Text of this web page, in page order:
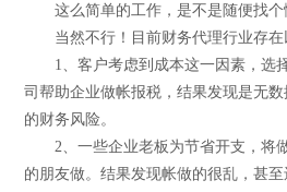
这么简单的工作，是不是随便找个
当然不行！目前财务代理行业存在
1、客户考虑到成本这一因素，选
司帮助企业做帐报税，结果发现是无
的财务风险。
2、一些企业老板为节省开支，将
的朋友做。结果发现帐做的很乱，甚至